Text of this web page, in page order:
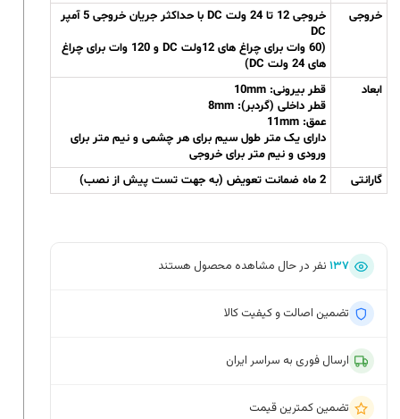
خروجی
خروجی 12 تا 24 ولت DC با حداکثر جریان خروجی 5 آمپر
DC
(60 وات برای چراغ های 12ولت DC و 120 وات برای چراغ
های 24 ولت DC)
ابعاد
قطر بیرونی: 10mm
قطر داخلی (گردبر): 8mm
عمق: 11mm
دارای یک متر طول سیم برای هر چشمی و نیم متر برای
ورودی و نیم متر برای خروجی
گارانتی
2 ماه ضمانت تعویض (به جهت تست پیش از نصب)
۱۳۷ نفر در حال مشاهده محصول هستند
تضمین اصالت و کیفیت کالا
ارسال فوری به سراسر ایران
تضمین کمترین قیمت